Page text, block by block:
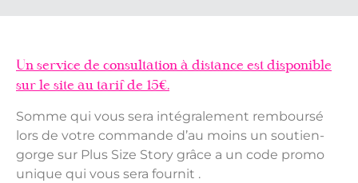
Un service de consultation à distance est disponible
sur le site au tarif de 15€.
Somme qui vous sera intégralement remboursé
lors de votre commande d’au moins un soutien-
gorge sur Plus Size Story grâce a un code promo
unique qui vous sera fournit .